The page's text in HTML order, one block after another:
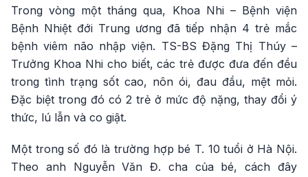
Trong vòng một tháng qua, Khoa Nhi – Bệnh viện
Bệnh Nhiệt đới Trung ương đã tiếp nhận 4 trẻ mắc
bệnh viêm não nhập viện. TS-BS Đặng Thị Thúy –
Trưởng Khoa Nhi cho biết, các trẻ được đưa đến đều
trong tình trạng sốt cao, nôn ói, đau đầu, mệt mỏi.
Đặc biệt trong đó có 2 trẻ ở mức độ nặng, thay đổi ý
thức, lú lẫn và co giật.
Một trong số đó là trường hợp bé T. 10 tuổi ở Hà Nội.
Theo anh Nguyễn Văn Đ. cha của bé, cách đây